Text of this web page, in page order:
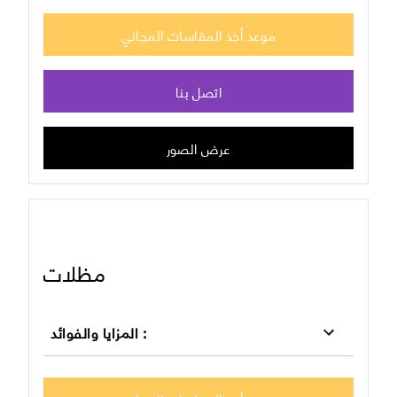
موعد أخذ المقاسات المجاني
اتصل بنا
عرض الصور
مظلات
المزايا والفوائد :